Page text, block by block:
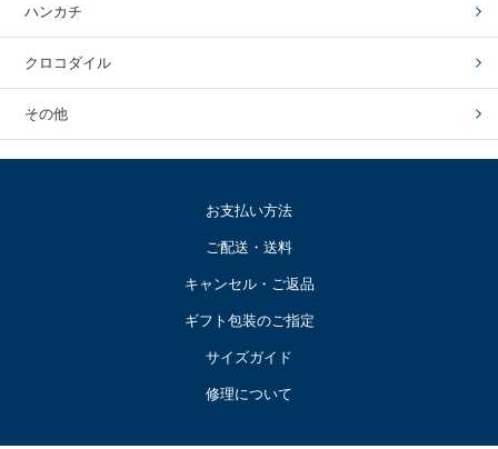
ハンカチ
クロコダイル
その他
お支払い方法
ご配送・送料
キャンセル・ご返品
ギフト包装のご指定
サイズガイド
修理について